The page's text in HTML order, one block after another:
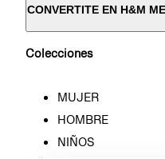
CONVERTITE EN H&M
Colecciones
MUJER
HOMBRE
NIÑOS